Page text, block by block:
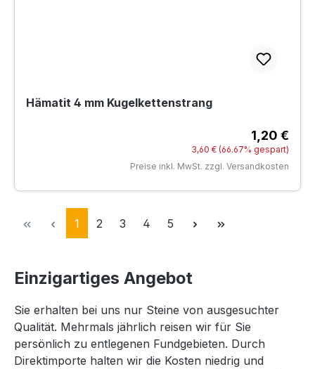
Hämatit 4 mm Kugelkettenstrang
1,20 €
Regulärer Preis:
3,60 € (66.67% gespart)
Preise inkl. MwSt. zzgl. Versandkosten
Seite
1 Seite
2 Seite
3 Seite
4 Seite
5
Einzigartiges Angebot
Sie erhalten bei uns nur Steine von ausgesuchter
Qualität. Mehrmals jährlich reisen wir für Sie
persönlich zu entlegenen Fundgebieten. Durch
Direktimporte halten wir die Kosten niedrig und